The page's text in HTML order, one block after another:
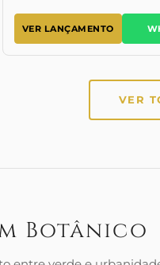
VER LANÇAMENTO
VER
Botânico